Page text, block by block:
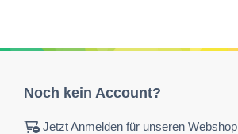
Noch kein Account?
Jetzt Anmelden für unseren Webshop